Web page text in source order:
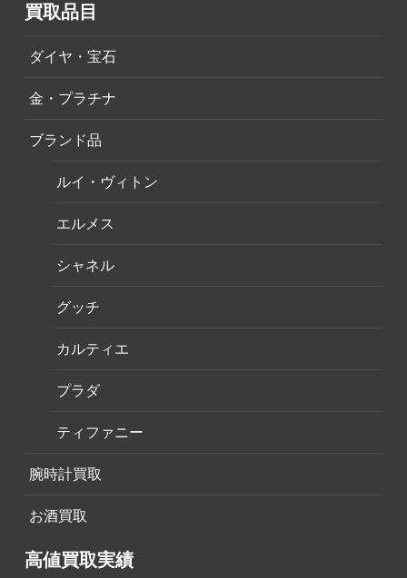
買取品目
ダイヤ・宝石
金・プラチナ
ブランド品
ルイ・ヴィトン
エルメス
シャネル
グッチ
カルティエ
プラダ
ティファニー
腕時計買取
お酒買取
高値買取実績